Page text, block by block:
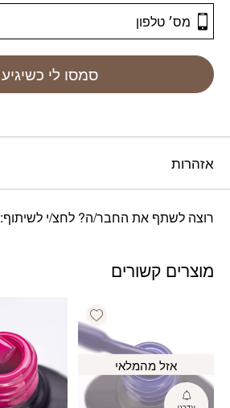
סמסו לי כשיגיע
אזהרות
רוצה לשתף את החבר/ה? לחצ/י לשיתוף:
מוצרים קשורים
Add wishlist
אזל מהמלאי